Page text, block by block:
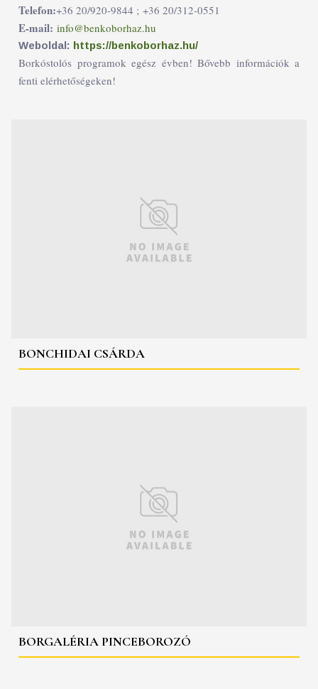
Telefon:+36 20/920-9844 ; +36 20/312-0551
E-mail: info@benkoborhaz.hu
Weboldal: https://benkoborhaz.hu/
Borkóstolós programok egész évben! Bővebb információk a
fenti elérhetőségeken!
BONCHIDAI CSÁRDA
BORGALÉRIA PINCEBOROZÓ